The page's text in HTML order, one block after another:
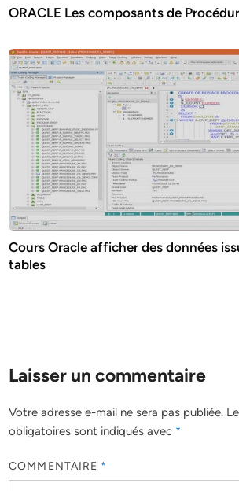
ORACLE Les composants de
Cours Oracle afficher des données
tables
Laisser un commentaire
Votre adresse e-mail ne sera pas publiée.
obligatoires sont indiqués avec *
COMMENTAIRE *